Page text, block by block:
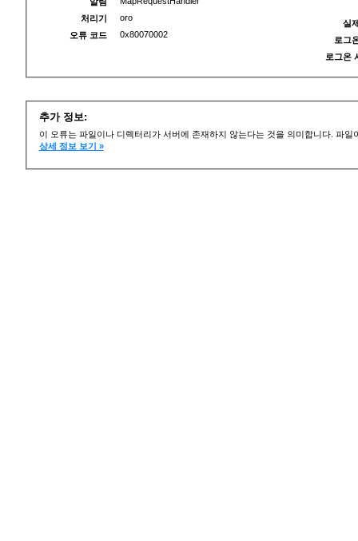
처리기
oro
오류 코드
0x80070002
실
로그
로그온
추가 정보:
이 오류는 파일이나 디렉터리가 서버에 존재하지 않는다는 것을 의미합니다. 파
상세 정보 보기 »